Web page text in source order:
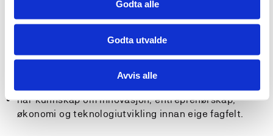
Godta alle
Godta utvalde
Avvis alle
kjenner til økonomiske analyser, kalkylar, rekneskap
og ulike selskapsformer.
har forståing for innovasjonar sin påverknad på
har kunnskap om innovasjon, entreprenørskap,
økonomi og teknologiutvikling innan eige fagfelt.